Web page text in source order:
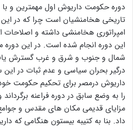
دوره حکومت داریوش اول مهمترین و
تاریخی هخامنشیان است چرا که در
امپراتوری هخامنشی داشته و
این دوره انجام شده است. در این دوره
شمال و جنوب و شرق و غرب گسترش
درگیر بحران سیاسی و عدم ثبات در این
داریوش درمصر برای تحکیم حکومت
را به وضع سابق در دوره فراعنه
مزایای قدیمی مکان های مقدس و جوامع
داد. بنا به کتیبه بیستون هنگامی که